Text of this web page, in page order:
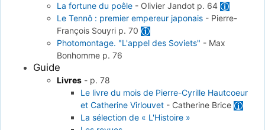
La fortune du poêle - Olivier Jandot p. 64
Le Tennô : premier empereur japonais - Pierre-
François Souyri p. 70
Photomontage. "L'appel des Soviets" - Max
Bonhomme p. 76
Guide
Livres - p. 78
Le livre du mois de Pierre-Cyrille Hautcoeur
et Catherine Virlouvet - Catherine Brice
La sélection de « L'Histoire »